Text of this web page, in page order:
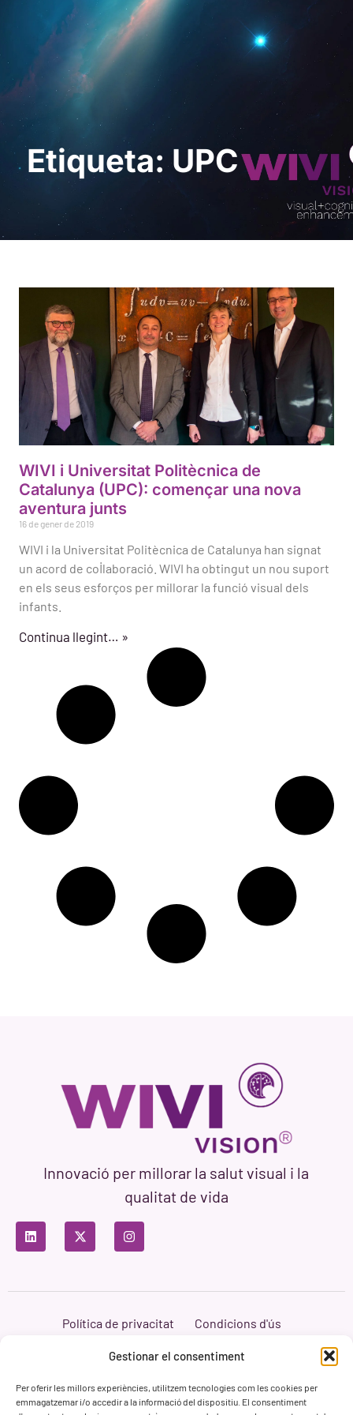
Gestionar el consentiment
Per oferir les millors experiències, utilitzem tecnologies com les cookies per
emmagatzemar i/o accedir a la informació del dispositiu. El consentiment
Sol · licita una
demostració
Etiqueta: UPC
WIVI i Universitat Politècnica de
Catalunya (UPC): començar una nova
aventura junts
16 de gener de 2019
WIVI i la Universitat Politècnica de Catalunya han signat
un acord de col·laboració. WIVI ha obtingut un nou suport
en els seus esforços per millorar la funció visual dels
infants.
Continua llegint… »
Innovació per millorar la salut visual i la
qualitat de vida
Política de privacitat
Condicions d'ús
Branding i Web ASH Proyectos Creativos